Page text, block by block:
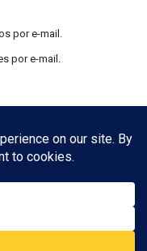
por e-mail.
por e-mail.
by